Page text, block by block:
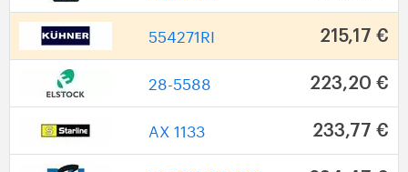
554271RI 215,17 €
28-5588 223,20 €
AX 1133 233,77 €